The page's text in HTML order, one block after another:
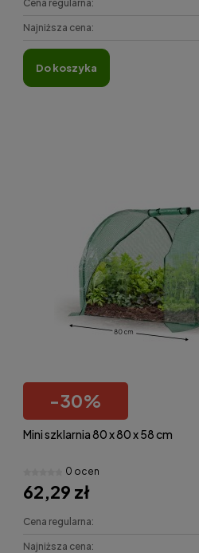
Cena regularna:
Najniższa cena:
do koszyka
-30%
Mini szklarnia 80 x 80 x 58 cm
0 ocen
62,29 zł
Cena regularna:
Najniższa cena: